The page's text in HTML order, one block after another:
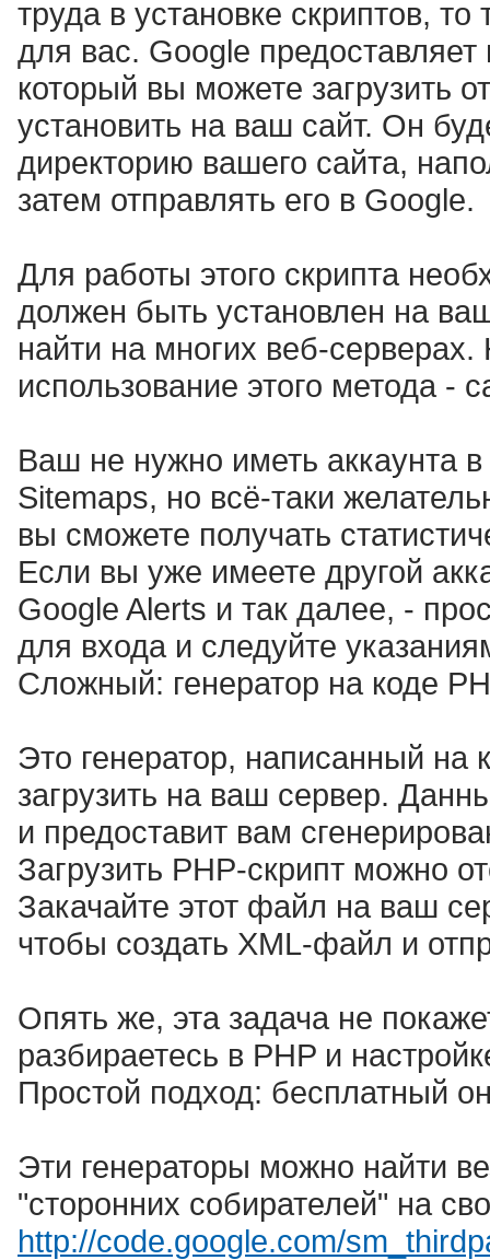
труда в установке скриптов,
для вас. Google
который вы можете загрузить
установить на ваш сайт. Он
директорию вашего сайта,
затем отправлять его в Google.
Для работы этого скрипта
должен быть установлен на
найти на многих веб-
использование этого метода -
Ваш не нужно иметь аккаунта
Sitemaps, но всё-таки
вы сможете получать
Если вы уже имеете другой
Google Alerts и так далее, -
для входа и следуйте
Сложный: генератор на коде
Это генератор, написанный на
загрузить на ваш сервер.
и предоставит вам
Загрузить PHP-скрипт можно
Закачайте этот файл на ваш
чтобы создать XML-файл и
Опять же, эта задача не
разбираетесь в PHP и
Простой подход: бесплатный
Эти генераторы можно найти
"сторонних собирателей" на
http://code.google.com/